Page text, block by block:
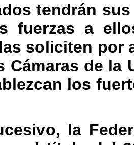
tendrán
fuerzas a
soliciten por
Cámaras de la
los
la